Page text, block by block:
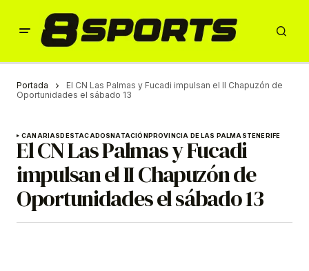
Portada
El CN Las Palmas y Fucadi impulsan el II Chapuzón de
Oportunidades el sábado 13
CANARIASDESTACADOSNATACIÓNPROVINCIA DE LAS PALMASTENERIFE
El CN Las Palmas y Fucadi
impulsan el II Chapuzón de
Oportunidades el sábado 13